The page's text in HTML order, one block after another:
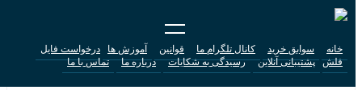
خانه سوابق خرید کانال تلگرام ما قوانین آموزش ها
درخواست فایل
فلش
پشتیبانی آنلاین رسیدگی به شکایات درباره ما تماس با ما